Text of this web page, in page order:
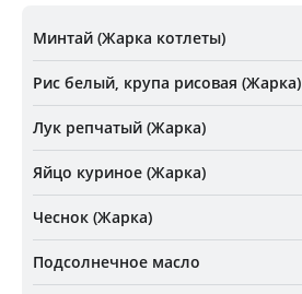
Минтай (Жарка котлеты)
Рис белый, крупа рисовая (Жарка)
Лук репчатый (Жарка)
Яйцо куриное (Жарка)
Чеснок (Жарка)
Подсолнечное масло